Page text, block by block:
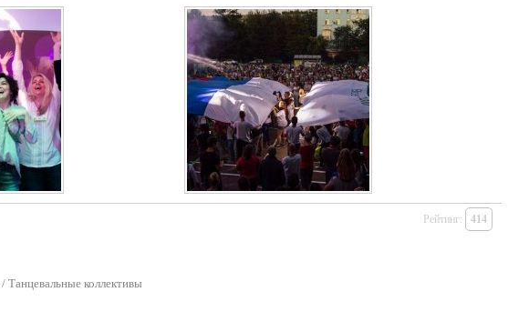
/ Танцевальные коллективы
Рейтинг: 414